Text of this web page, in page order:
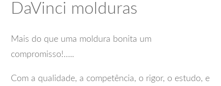
DaVinci molduras
Mais do que uma moldura bonita um
compromisso!…..
Com a qualidade, a competência, o rigor, o estudo, e